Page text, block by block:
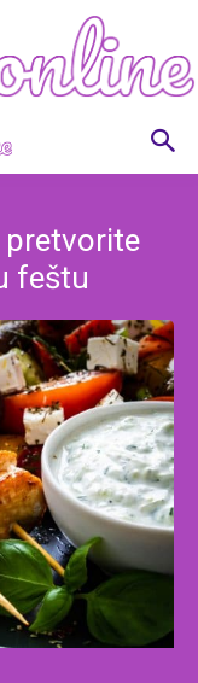
pretvorite
feštu